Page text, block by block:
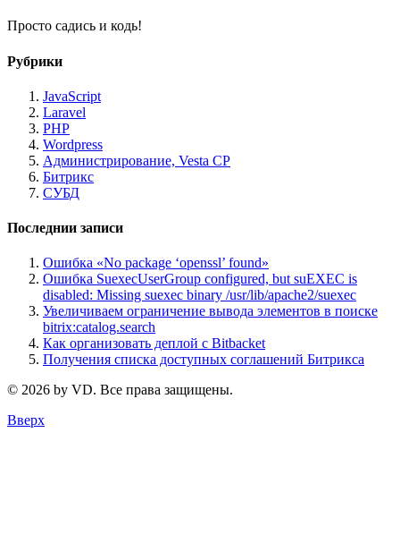
Просто садись и кодь!
Рубрики
JavaScript
Laravel
PHP
Wordpress
Администрирование, Vesta CP
Битрикс
СУБД
Последнии записи
Ошибка «No package ‘openssl’ found»
Ошибка SuexecUserGroup configured, but suEXEC is
disabled: Missing suexec binary /usr/lib/apache2/suexec
Увеличиваем ограничение вывода элементов в поиске
bitrix:catalog.search
Как организовать деплой с Bitbacket
Получения списка доступных соглашений Битрикса
© 2026 by VD. Все права защищены.
Вверх